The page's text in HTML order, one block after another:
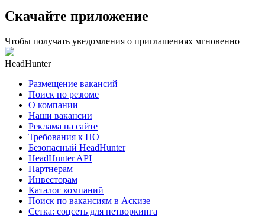
Скачайте приложение
Чтобы получать уведомления о приглашениях мгновенно
HeadHunter
Размещение вакансий
Поиск по резюме
О компании
Наши вакансии
Реклама на сайте
Требования к ПО
Безопасный HeadHunter
HeadHunter API
Партнерам
Инвесторам
Каталог компаний
Поиск по вакансиям в Аскизе
Сетка: соцсеть для нетворкинга